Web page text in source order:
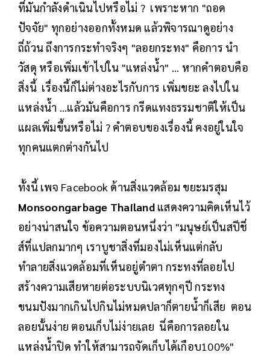
ที่มันกำลังดำเนินไปหรือไม่ ? เพราะหาก "ถอด
ปัจจัย" ทุกอย่างออกทั้งหมด แล้วพิจารณาดูอย่าง
ถี่ถ้วน ถึงการกระทำจริงๆ "ลอยกระทง" คือการ นำ
วัสดุ หรือเพิ่มเข้าไปใน "แหล่งน้ำ" ... หากคำตอบคือ
สิ่งนี้ เรื่องนี้ก็ไม่ต่างอะไรกับการ เพิ่มขยะ ลงไปใน
แหล่งน้ำ ...แล้วมันคือการ กรีดแทงธรรมชาติให้เป็น
แผลเพิ่มขึ้นหรือไม่ ? คำตอบของเรื่องนี้ คงอยู่ในใจ
ทุกคนแตกต่างกันไป
ทั้งนี้ เพจ Facebook ด้านสิ่งแวดล้อม ขยะมรสุม
Monsoongarbage Thailandแสดงความคิดเห็นไว้
อย่างน่าสนใจ ข้อความตอนหนึ่งว่า "มนุษย์เป็นสปีชี่
ส์ที่แปลกมากๆ เราบูชาสิ่งที่มองไม่เห็นแต่กลับ
ทำลายสิ่งแวดล้อมที่เห็นอยู่ตำตา กระทงที่ลอยไป
สร้างความเสียหายต่อระบบนิเวศทุกๆปี กระทง
ขนมปังมากเกินไปกินไม่หมดปลาก็ตายน้ำก็เสีย ตอน
ลอยนั้นง่าย ตอนเก็บไม่ง่ายเลย นี่คือการลอยใน
แหล่งน้ำปิด ทำให้สามารถจัดเก็บได้เกือบ100%"